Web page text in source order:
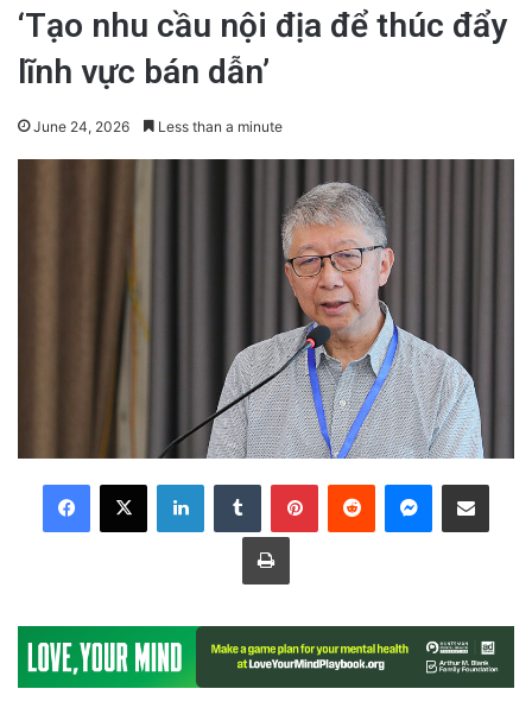
‘Tạo nhu cầu nội địa để thúc đẩy
lĩnh vực bán dẫn’
June 24, 2026 Less than a minute
LinkedInTumblr PinterestReddit Messenger
Share via Email
Print